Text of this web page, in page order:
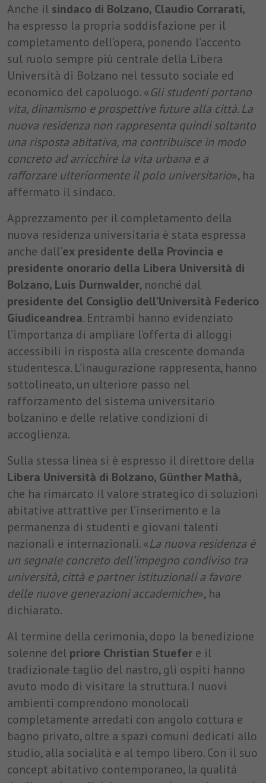
Anche il sindaco di Bolzano, Claudio Corrarati,
ha espresso la propria soddisfazione per il
completamento dell’opera, ponendo l’accento
sul ruolo sempre più centrale della Libera
Università di Bolzano nel tessuto sociale ed
economico del capoluogo. «Gli studenti portano
vita, dinamismo e prospettive future alla città. La
nuova residenza non rappresenta quindi soltanto
una risposta abitativa, ma contribuisce in modo
concreto ad arricchire la vita urbana e a
rafforzare ulteriormente il polo universitario», ha
affermato il sindaco.
Apprezzamento per il completamento della
nuova residenza universitaria è stata espressa
anche dall’ex presidente della Provincia e
presidente onorario della Libera Università di
Bolzano, Luis Durnwalder, nonché dal
presidente del Consiglio dell’Università Federico
Giudiceandrea. Entrambi hanno evidenziato
l’importanza di ampliare l’offerta di alloggi
accessibili in risposta alla crescente domanda
studentesca. L’inaugurazione rappresenta, hanno
sottolineato, un ulteriore passo nel
rafforzamento del sistema universitario
bolzanino e delle relative condizioni di
accoglienza.
Sulla stessa linea si è espresso il direttore della
Libera Università di Bolzano, Günther Mathà,
che ha rimarcato il valore strategico di soluzioni
abitative attrattive per l’inserimento e la
permanenza di studenti e giovani talenti
nazionali e internazionali. «La nuova residenza è
un segnale concreto dell’impegno condiviso tra
università, città e partner istituzionali a favore
delle nuove generazioni accademiche», ha
dichiarato.
Al termine della cerimonia, dopo la benedizione
solenne del priore Christian Stuefer e il
tradizionale taglio del nastro, gli ospiti hanno
avuto modo di visitare la struttura. I nuovi
ambienti comprendono monolocali
completamente arredati con angolo cottura e
bagno privato, oltre a spazi comuni dedicati allo
studio, alla socialità e al tempo libero. Con il suo
concept abitativo contemporaneo, la qualità